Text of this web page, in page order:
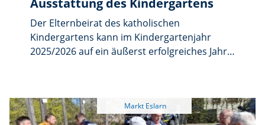
Herbert Sturm, Kirchenverwaltung,
Pfarrgemeinderat, Ministranten,
Kindergarten- und Krippenteam mit
Ausstattung des Kindergartens
Der Elternbeirat des katholischen
Kindergartens kann im Kindergartenjahr
2025/2026 auf ein äußerst erfolgreiches Jahr
konnten insgesamt 3.795 Euro eingenommen
und gezielt für die Kinder eingesetzt werden.